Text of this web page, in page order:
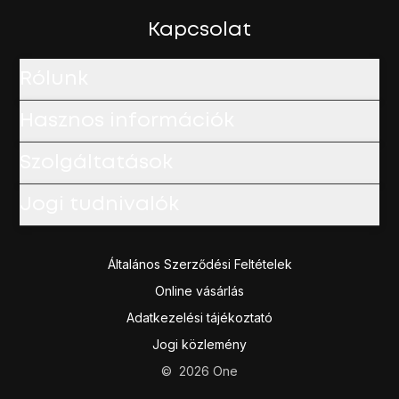
Kapcsolat
Általános Szerződési Feltételek
Online vásárlás
Adatkezelési tájékoztató
Jogi közlemény
© 2026 One